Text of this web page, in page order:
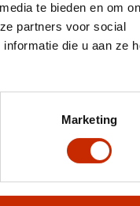
te bieden en om
partners voor social
die u aan ze
Marketing